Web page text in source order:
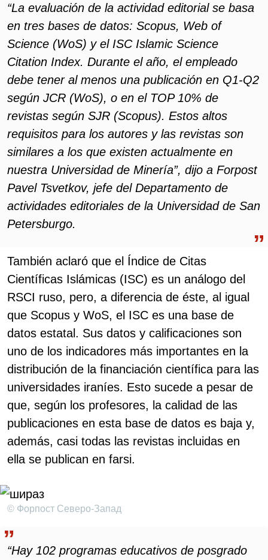
“La evaluación de la actividad editorial se basa
en tres bases de datos: Scopus, Web of
Science (WoS) y el ISC Islamic Science
Citation Index. Durante el año, el empleado
debe tener al menos una publicación en Q1-Q2
según JCR (WoS), o en el TOP 10% de
revistas según SJR (Scopus). Estos altos
requisitos para los autores y las revistas son
similares a los que existen actualmente en
nuestra Universidad de Minería”, dijo a Forpost
Pavel Tsvetkov, jefe del Departamento de
actividades editoriales de la Universidad de San
Petersburgo.
También aclaró que el Índice de Citas
Científicas Islámicas (ISC) es un análogo del
RSCI ruso, pero, a diferencia de éste, al igual
que Scopus y WoS, el ISC es una base de
datos estatal. Sus datos y calificaciones son
uno de los indicadores más importantes en la
distribución de la financiación científica para las
universidades iraníes. Esto sucede a pesar de
que, según los profesores, la calidad de las
publicaciones en esta base de datos es baja y,
además, casi todas las revistas incluidas en
ella se publican en farsi.
© Форпост Северо-Запад
“Hay 102 programas educativos de posgrado